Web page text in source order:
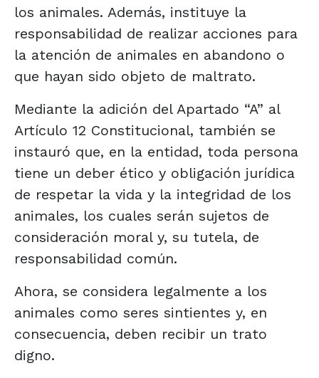
los animales. Además, instituye la
responsabilidad de realizar acciones para
la atención de animales en abandono o
que hayan sido objeto de maltrato.
Mediante la adición del Apartado “A” al
Artículo 12 Constitucional, también se
instauró que, en la entidad, toda persona
tiene un deber ético y obligación jurídica
de respetar la vida y la integridad de los
animales, los cuales serán sujetos de
consideración moral y, su tutela, de
responsabilidad común.
Ahora, se considera legalmente a los
animales como seres sintientes y, en
consecuencia, deben recibir un trato
digno.